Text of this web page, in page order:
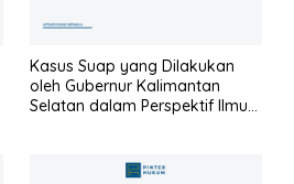
Kasus Suap yang Dilakukan
oleh Gubernur Kalimantan
Selatan dalam Perspektif Ilmu